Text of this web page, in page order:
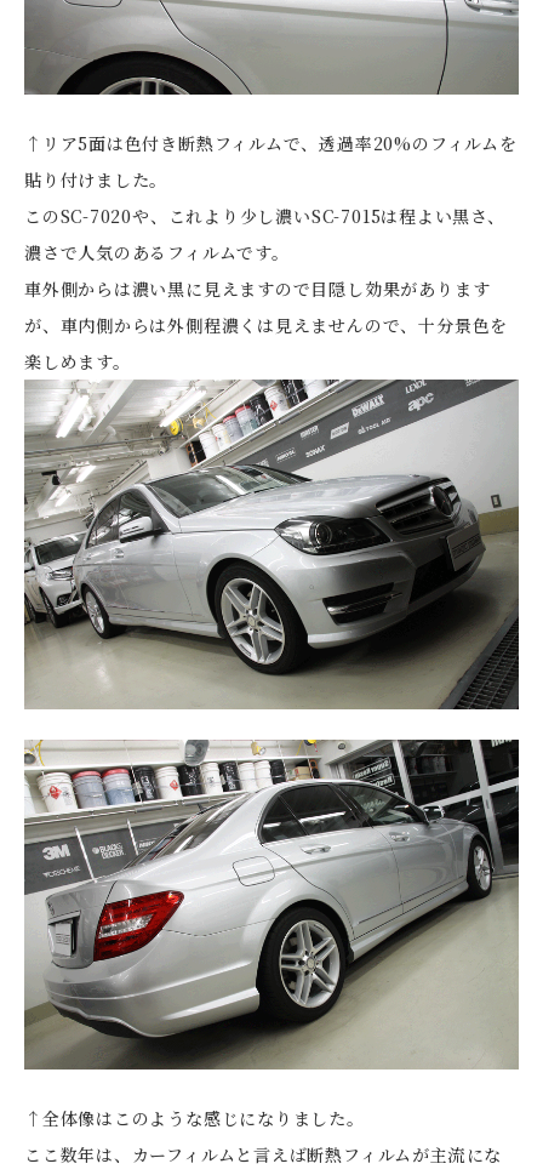
↑リア5面は色付き断熱フィルムで、透過率20%のフィルムを
貼り付けました。
このSC-7020や、これより少し濃いSC-7015は程よい黒さ、
濃さで人気のあるフィルムです。
車外側からは濃い黒に見えますので目隠し効果があります
が、車内側からは外側程濃くは見えませんので、十分景色を
楽しめます。
↑全体像はこのような感じになりました。
ここ数年は、カーフィルムと言えば断熱フィルムが主流にな